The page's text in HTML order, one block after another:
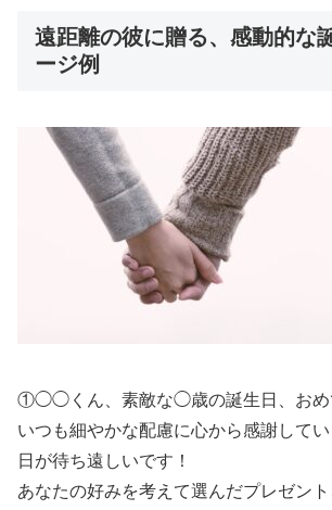
遠距離の彼に贈る、感動的な
ージ例
①◯◯くん、素敵な◯歳の誕生日、おめ
いつも細やかな配慮に心から感謝して
日が待ち遠しいです！
あなたの好みを考えて選んだプレゼン